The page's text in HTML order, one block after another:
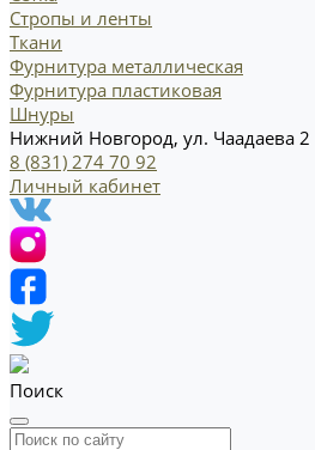
Стропы и ленты
Ткани
Фурнитура металлическая
Фурнитура пластиковая
Шнуры
Нижний Новгород, ул. Чаадаева 2
8 (831) 274 70 92
Личный кабинет
Поиск